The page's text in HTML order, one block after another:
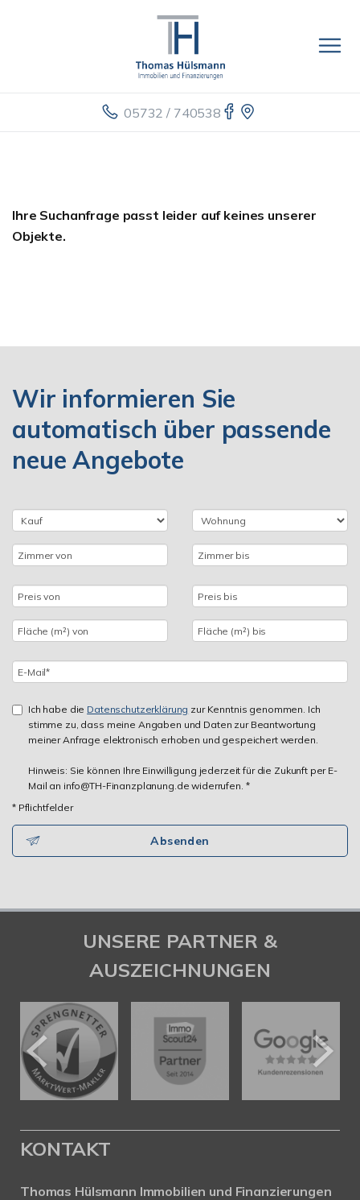
05732 / 740538
Ihre Suchanfrage passt leider auf keines unserer
Objekte.
Wir informieren Sie
automatisch über passende
neue Angebote
Ich habe die Datenschutzerklärung zur Kenntnis genommen. Ich
stimme zu, dass meine Angaben und Daten zur Beantwortung
meiner Anfrage elektronisch erhoben und gespeichert werden.
Hinweis: Sie können Ihre Einwilligung jederzeit für die Zukunft per E-
Mail an info@TH-Finanzplanung.de widerrufen. *
* Pflichtfelder
Absenden
UNSERE PARTNER &
AUSZEICHNUNGEN
KONTAKT
Thomas Hülsmann Immobilien und Finanzierungen